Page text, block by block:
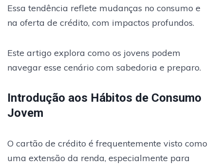
Essa tendência reflete mudanças no consumo e
na oferta de crédito, com impactos profundos.
Este artigo explora como os jovens podem
navegar esse cenário com sabedoria e preparo.
Introdução aos Hábitos de Consumo
Jovem
O cartão de crédito é frequentemente visto como
uma extensão da renda, especialmente para